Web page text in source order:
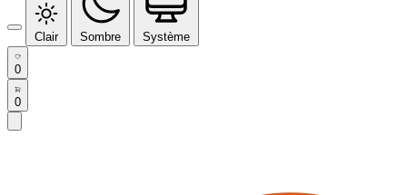
Clair Sombre Système
0
0